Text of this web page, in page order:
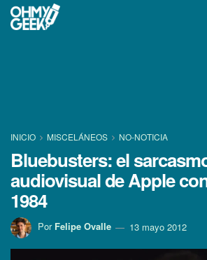
INICIO MISCELÁNEOS NO-NOTICIA
Bluebusters: el
audiovisual de Apple
1984
Por Felipe Ovalle 13 mayo 2012